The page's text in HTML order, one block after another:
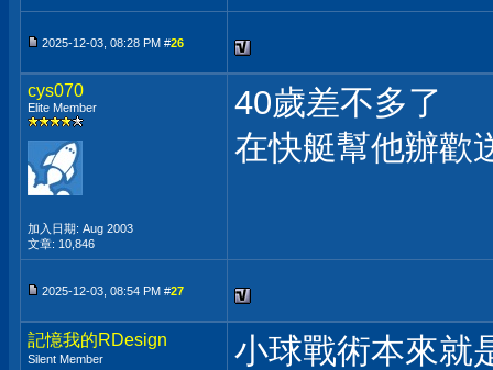
2025-12-03, 08:28 PM #26
cys070
Elite Member
加入日期: Aug 2003
文章: 10,846
40歲差不多了
在快艇幫他辦歡
2025-12-03, 08:54 PM #27
記憶我的RDesign
Silent Member
小球戰術本來就